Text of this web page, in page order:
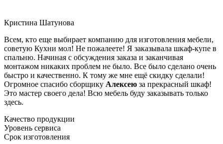
Кристина Шатунова
Всем, кто еще выбирает компанию для изготовления мебели,
советую Кухни мол! Не пожалеете! Я заказывала шкаф-купе в
спальню. Начиная с обсуждения заказа и заканчивая
монтажом никаких проблем не было. Все было сделано очень
быстро и качественно. К тому же мне ещё скидку сделали!
Огромное спасибо сборщику Алексею за прекрасный шкаф!
Это мастер своего дела! Всю мебель буду заказывать только
здесь.
Качество продукции
Уровень сервиса
Срок изготовления